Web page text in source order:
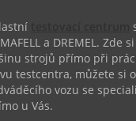
a DREMEL. Zde
strojů přímo při
testcentra, můžete si
vozu se
u Vás.